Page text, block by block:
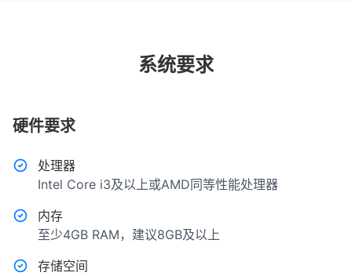
系统要求
硬件要求
处理器
Intel Core i3及以上或AMD同等性能处理器
内存
至少4GB RAM，建议8GB及以上
存储空间